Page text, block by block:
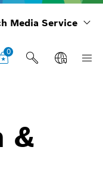
Media Service
0
&